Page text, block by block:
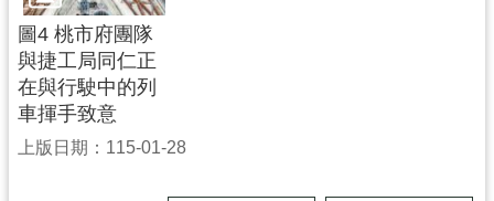
去
？
圖4 桃市府團隊
與捷工局同仁正
在與行駛中的列
車揮手致意
上版日期：115-01-28